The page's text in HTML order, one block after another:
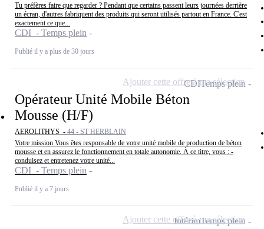
Tu préfères faire que regarder ? Pendant que certains passent leurs journées derrière
un écran, d'autres fabriquent des produits qui seront utilisés partout en France. C'est
exactement ce que...
CDI - Temps plein
Publié il y a plus de 30 jours
Opérateur Unité Mobile Béton
Mousse (H/F)
AEROLITHYS - 44 - ST HERBLAIN
Votre mission Vous êtes responsable de votre unité mobile de production de béton
mousse et en assurez le fonctionnement en totale autonomie. À ce titre, vous : -
conduisez et entretenez votre unité...
CDI - Temps plein
Publié il y a 7 jours
CDITemps plein
Ajouter cette offre à ma sélection
IntérimTemps plein
Ajouter cette offre à ma sélection